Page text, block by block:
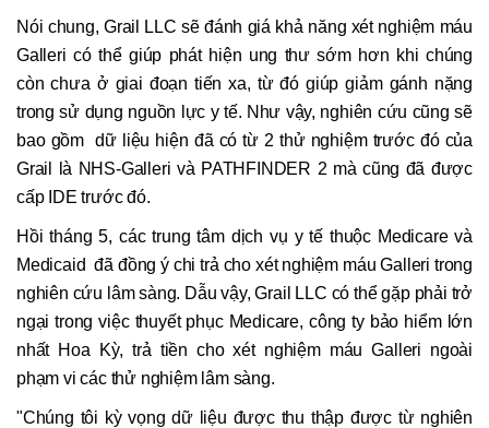
Nói chung, Grail LLC sẽ đánh giá khả năng xét nghiệm máu
Galleri có thể giúp phát hiện ung thư sớm hơn khi chúng
còn chưa ở giai đoạn tiến xa, từ đó giúp giảm gánh nặng
trong sử dụng nguồn lực y tế. Như vậy, nghiên cứu cũng sẽ
bao gồm dữ liệu hiện đã có từ 2 thử nghiệm trước đó của
Grail là NHS-Galleri và PATHFINDER 2 mà cũng đã được
cấp IDE trước đó.
Hồi tháng 5, các trung tâm dịch vụ y tế thuộc Medicare và
Medicaid đã đồng ý chi trả cho xét nghiệm máu Galleri trong
nghiên cứu lâm sàng. Dẫu vậy, Grail LLC có thể gặp phải trở
ngại trong việc thuyết phục Medicare, công ty bảo hiểm lớn
nhất Hoa Kỳ, trả tiền cho xét nghiệm máu Galleri ngoài
phạm vi các thử nghiệm lâm sàng.
"Chúng tôi kỳ vọng dữ liệu được thu thập được từ nghiên